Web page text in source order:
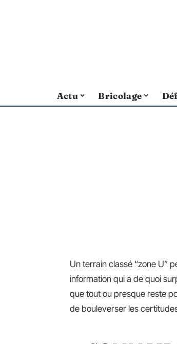
Actu Bricolage
Un terrain classé “zone U”
information qui a de quoi
que tout ou presque reste
de bouleverser les